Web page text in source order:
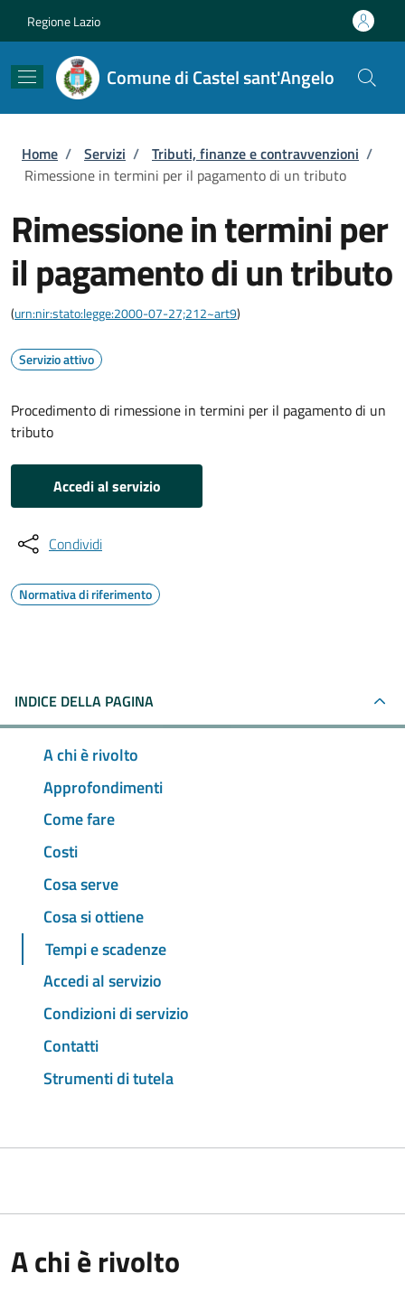
Regione Lazio
Comune di Castel sant'Angelo
Briciole di pane
Home / Servizi / Tributi, finanze e contravvenzioni /
Rimessione in termini per il pagamento di un tributo
Rimessione in termini per
il pagamento di un tributo
(urn:nir:stato:legge:2000-07-27;212~art9)
Servizio attivo
Procedimento di rimessione in termini per il pagamento di un
tributo
Accedi al servizio
Condividi
Normativa di riferimento
INDICE DELLA PAGINA
A chi è rivolto
Approfondimenti
Come fare
Costi
Cosa serve
Cosa si ottiene
Tempi e scadenze
Accedi al servizio
Condizioni di servizio
Contatti
Strumenti di tutela
A chi è rivolto